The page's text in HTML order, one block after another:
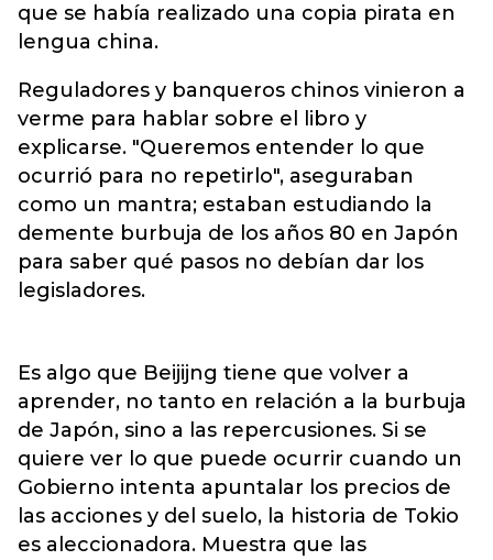
que se había realizado una copia pirata en
lengua china.
Reguladores y banqueros chinos vinieron a
verme para hablar sobre el libro y
explicarse. "Queremos entender lo que
ocurrió para no repetirlo", aseguraban
como un mantra; estaban estudiando la
demente burbuja de los años 80 en Japón
para saber qué pasos no debían dar los
legisladores.
Es algo que Beijijng tiene que volver a
aprender, no tanto en relación a la burbuja
de Japón, sino a las repercusiones. Si se
quiere ver lo que puede ocurrir cuando un
Gobierno intenta apuntalar los precios de
las acciones y del suelo, la historia de Tokio
es aleccionadora. Muestra que las